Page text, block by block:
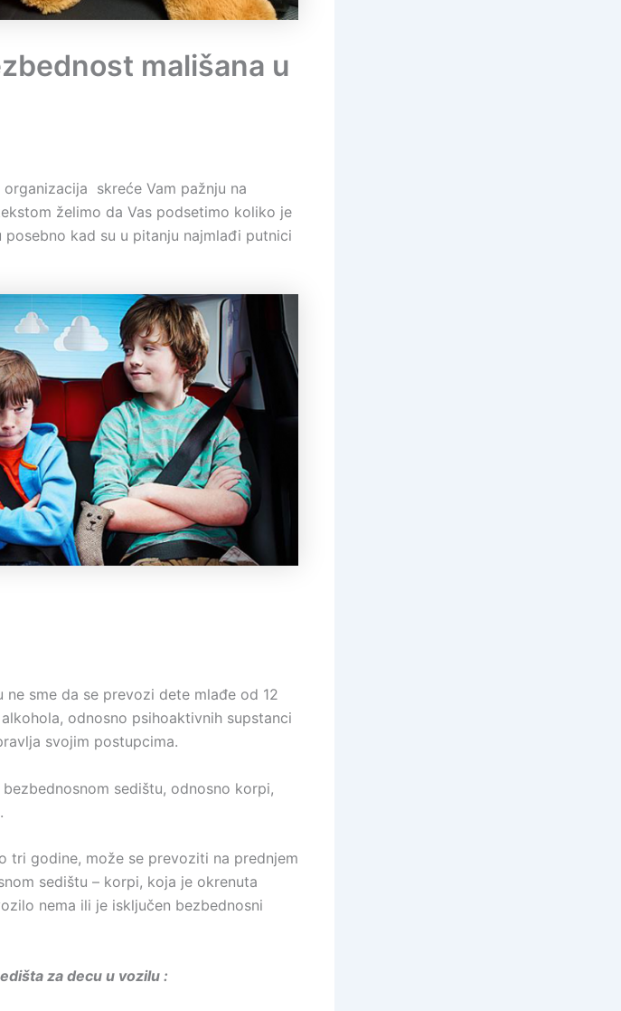
mališana u
skreće Vam pažnju na
želimo da Vas podsetimo koliko je
kad su u pitanju najmlađi putnici
sme da se prevozi dete mlađe od 12
odnosno psihoaktivnih supstanci
svojim postupcima.
sedištu, odnosno korpi,
tri godine, može se prevoziti na prednjem
sedištu – korpi, koja je okrenuta
nema ili je isključen bezbednosni
za decu u vozilu :